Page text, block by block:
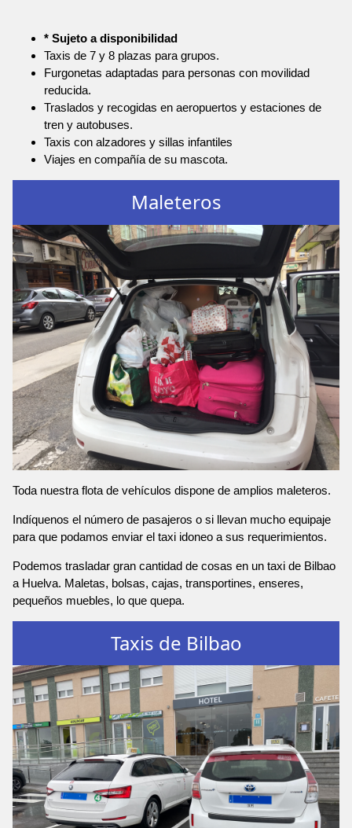
* Sujeto a disponibilidad
Taxis de 7 y 8 plazas para grupos.
Furgonetas adaptadas para personas con movilidad
reducida.
Traslados y recogidas en aeropuertos y estaciones de
tren y autobuses.
Taxis con alzadores y sillas infantiles
Viajes en compañía de su mascota.
Maleteros
Toda nuestra flota de vehículos dispone de amplios maleteros.
Indíquenos el número de pasajeros o si llevan mucho equipaje
para que podamos enviar el taxi idoneo a sus requerimientos.
Podemos trasladar gran cantidad de cosas en un taxi de Bilbao
a Huelva. Maletas, bolsas, cajas, transportines, enseres,
pequeños muebles, lo que quepa.
Taxis de Bilbao